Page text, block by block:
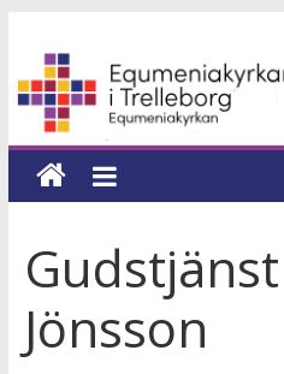
innehåll
församling
i
Trelleborg
kyrka
förJönsson